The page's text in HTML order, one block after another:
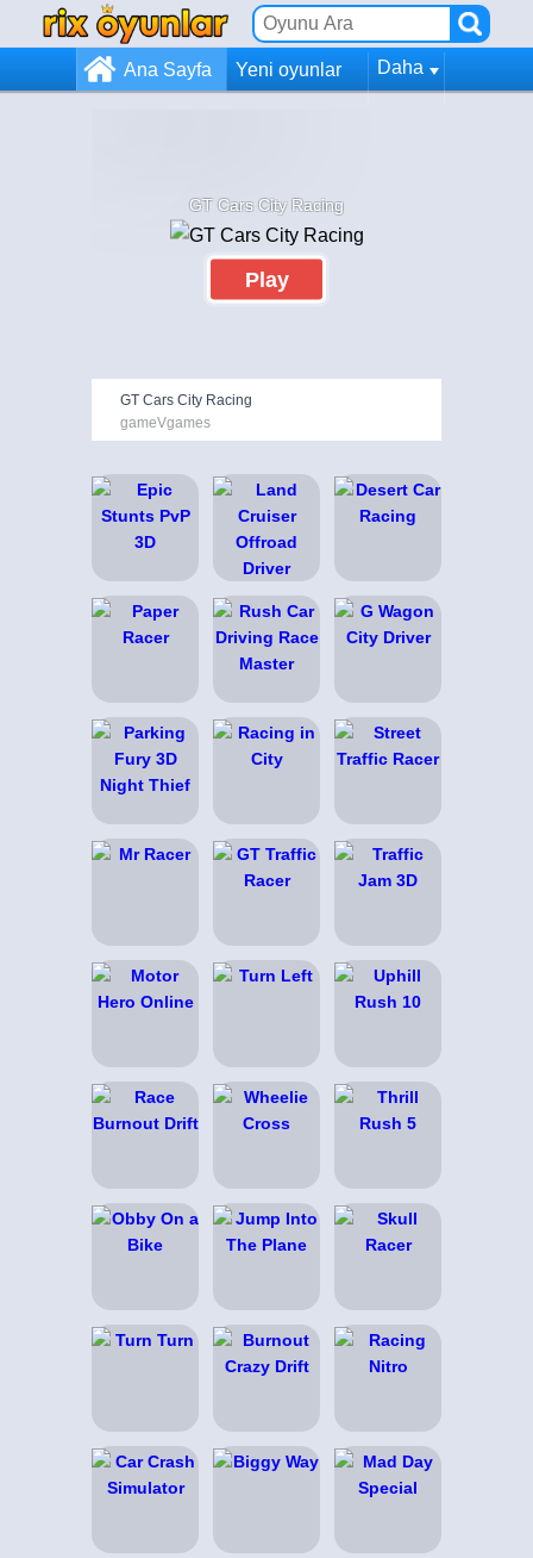
Ana Sayfa Yeni oyunlar Daha
GT Cars City Racing
Play
GT Cars City Racing
gameVgames